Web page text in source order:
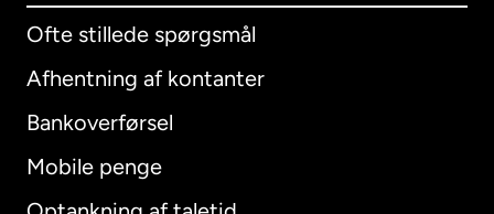
Ofte stillede spørgsmål
Afhentning af kontanter
Bankoverførsel
Mobile penge